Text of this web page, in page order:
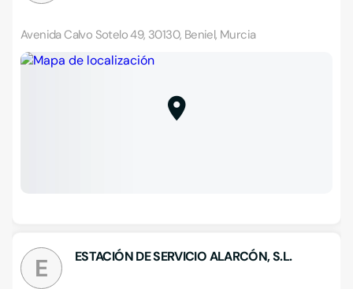
Avenida Calvo Sotelo 49, 30130, Beniel, Murcia
E ESTACIÓN DE SERVICIO ALARCÓN, S.L.